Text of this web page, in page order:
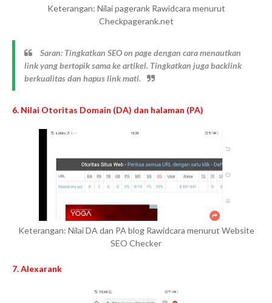
Keterangan: Nilai pagerank Rawidcara menurut
Checkpagerank.net
Saran: Tingkatkan SEO on page dengan cara menautkan
link yang bertopik sama ke artikel. Tingkatkan juga backlink
berkualitas dan hapus link mati.
6. Nilai Otoritas Domain (DA) dan halaman (PA)
Keterangan: Nilai DA dan PA blog Rawidcara menurut Website
SEO Checker
7. Alexarank